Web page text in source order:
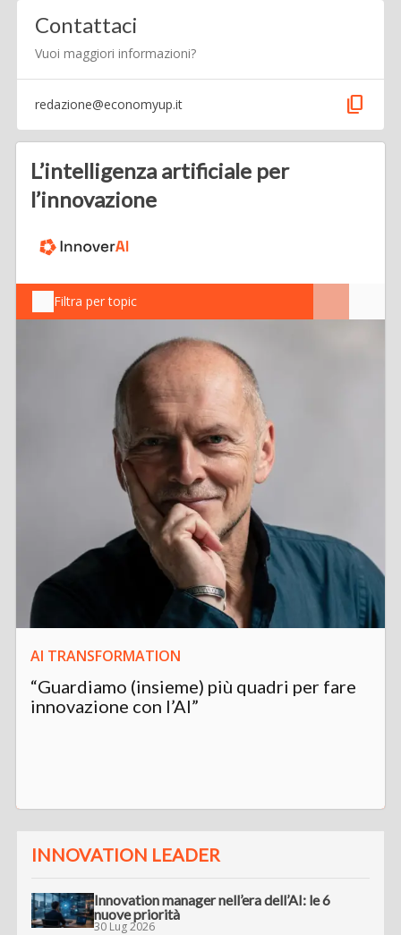
Contattaci
Vuoi maggiori informazioni?
redazione@economyup.it content_copy
L’intelligenza artificiale per
l’innovazione
Filtra per topic
AI TRANSFORMATION
“Guardiamo (insieme) più quadri per fare
innovazione con l’AI”
INNOVATION LEADER
Innovation manager nell’era dell’AI: le 6
nuove priorità
30 Lug 2026